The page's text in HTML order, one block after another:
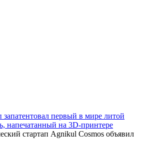
первый в мире литой
напечатанный на 3D-принтере
стартап Agnikul Cosmos объявил